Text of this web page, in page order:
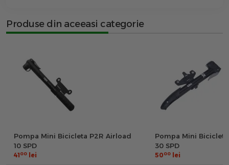
Produse din aceeasi categorie
Pompa Mini Bicicleta P2R Airload
10 SPD
4100 lei
Pompa Mini
30 SPD
5000 lei